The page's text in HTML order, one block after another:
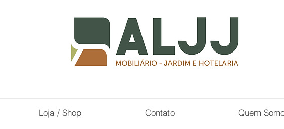
Loja / Shop Contato Quem